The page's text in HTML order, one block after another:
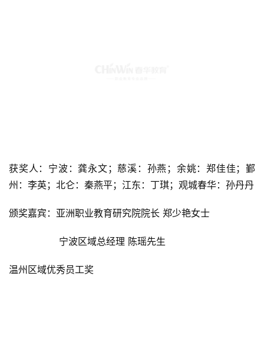
获奖人：宁波：龚永文；慈溪：孙燕；余姚：郑佳佳；鄞
州：李英；北仑：秦燕平；江东：丁琪；观城春华：孙丹丹
颁奖嘉宾：亚洲职业教育研究院院长 郑少艳女士
宁波区域总经理 陈瑶先生
温州区域优秀员工奖